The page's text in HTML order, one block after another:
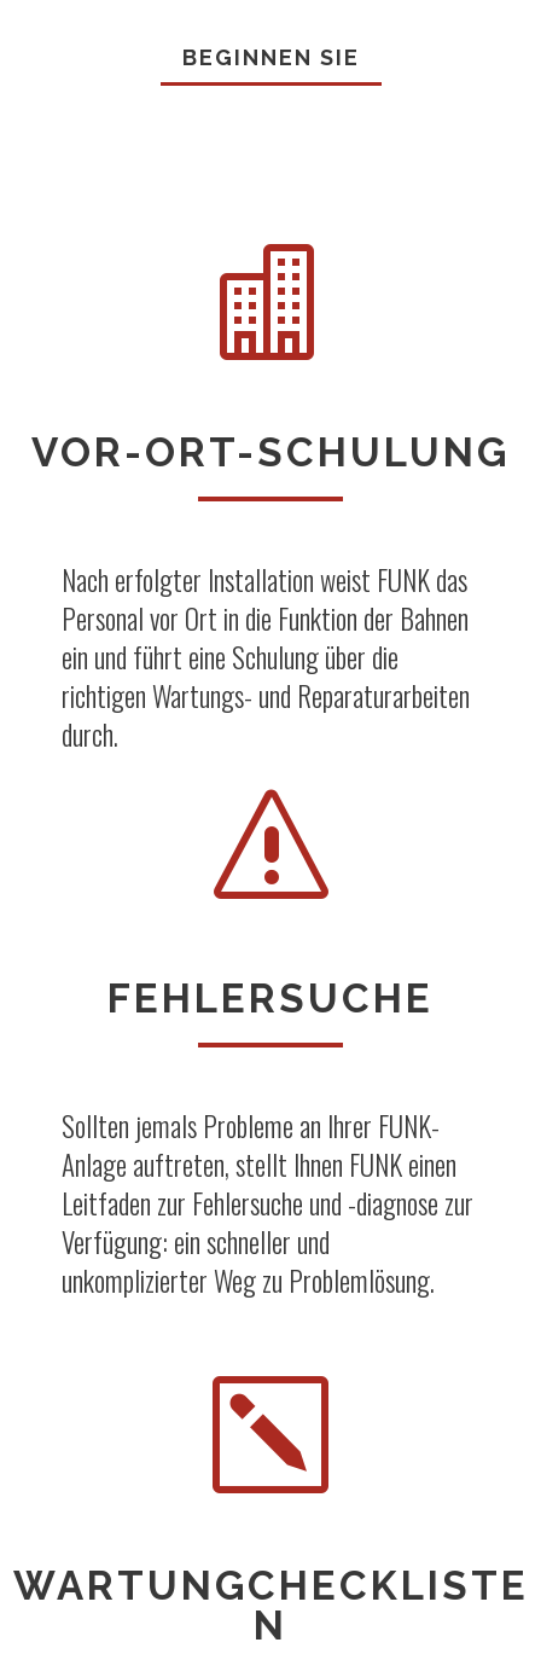
BEGINNEN SIE

VOR-ORT-SCHULUNG
Nach erfolgter Installation weist FUNK das
Personal vor Ort in die Funktion der Bahnen
ein und führt eine Schulung über die
richtigen Wartungs- und Reparaturarbeiten
durch.
s
FEHLERSUCHE
Sollten jemals Probleme an Ihrer FUNK-
Anlage auftreten, stellt Ihnen FUNK einen
Leitfaden zur Fehlersuche und -diagnose zur
Verfügung: ein schneller und
unkomplizierter Weg zu Problemlösung.
k
WARTUNGCHECKLISTE
N